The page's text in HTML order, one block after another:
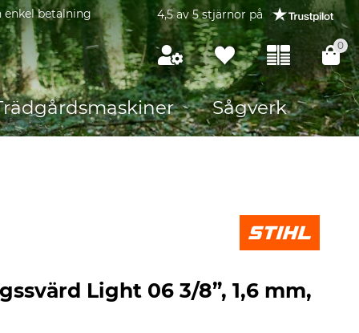
enkel betalning 4,5 av 5 stjärnor på
0
Sågverk
Light 06 3/8”, 1,6 mm,